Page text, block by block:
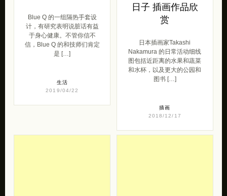
Blue Q 的一组隔热手套设
计，有研究表明说脏话有益
于身心健康。不管你信不
信，Blue Q 的和技师们肯定
是 […]
生活
2019/04/22
日子 插画作品欣
赏
日本插画家Takashi
Nakamura 的日常活动细线
图包括近距离的水果和蔬菜
和水杯，以及更大的公园和
图书 […]
插画
2018/12/17